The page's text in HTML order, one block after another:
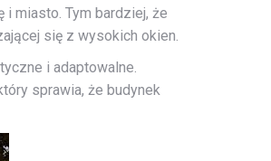
miasto. Tym bardziej, że
się z wysokich okien.
i adaptowalne.
sprawia, że budynek